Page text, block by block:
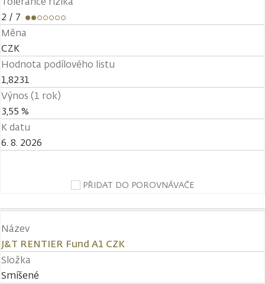
2 / 7
Měna
CZK
Hodnota podílového listu
1,8231
Výnos (1 rok)
3,55 %
K datu
6. 8. 2026
PŘIDAT DO POROVNÁVAČE
Název
J&T RENTIER Fund A1 CZK
Složka
Smíšené